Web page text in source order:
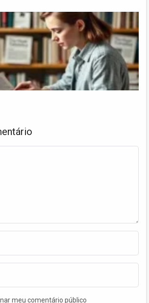
meu comentário público